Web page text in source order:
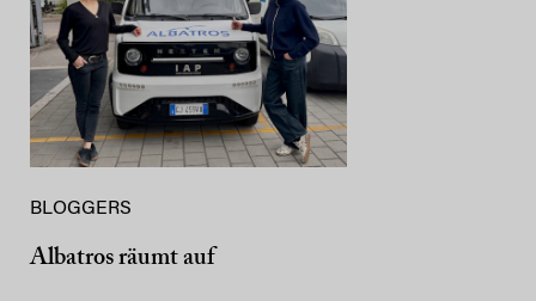
BLOGGERS
Albatros räumt auf